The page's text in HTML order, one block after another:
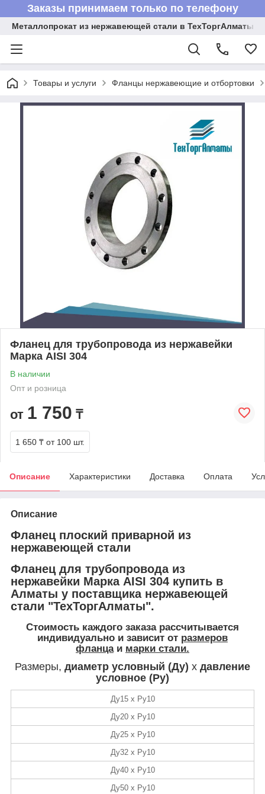
Заказы принимаем только по телефону
Металлопрокат из нержавеющей стали в ТехТоргАлматы
Товары и услуги Фланцы нержавеющие и отбортовки
Фланец для трубопровода из нержавейки
Марка AISI 304
В наличии
Опт и розница
от 1 750 ₸
1 650 ₸ от 100 шт.
Описание Характеристики Доставка Оплата
Описание
Фланец плоский приварной из
нержавеющей стали
Фланец для трубопровода из
нержавейки Марка AISI 304 купить в
Алматы у поставщика нержавеющей
стали "ТехТоргАлматы".
Стоимость каждого заказа рассчитывается
индивидуально и зависит от размеров
фланцаи марки стали.
Размеры, диаметр условный (Ду) х давление
условное (Ру)
Ду15 х Ру10
Ду20 х Ру10
Ду25 х Ру10
Ду32 х Ру10
Ду40 х Ру10
Ду50 х Ру10